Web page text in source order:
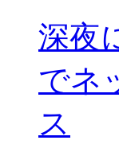
深夜
でネ
ス